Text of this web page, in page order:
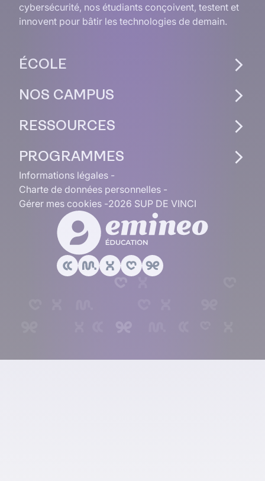
cybersécurité, nos étudiants conçoivent, testent et
innovent pour bâtir les technologies de demain.
ÉCOLE
NOS CAMPUS
RESSOURCES
PROGRAMMES
Informations légales
Charte de données personnelles
Gérer mes cookies 2026 SUP DE VINCI